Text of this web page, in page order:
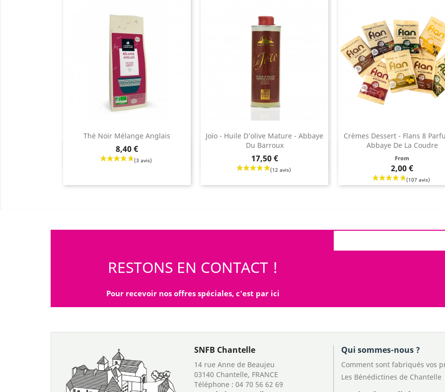
Thé Noir Mélange Anglais
8,40 €
 Aperçu rapide
Joïo - Huile D’olive Mature - Abbaye
Du Barroux
17,50 €
Aperçu rapide
Crèmes Dessert - Flans 8
Abbaye De La Coudre
From
2,00 €
Aperçu rapide
RESTONS EN CONTACT !
Pour recevoir nos offres spéciales, c'est par ici
SNFB Chantelle
14 rue Anne de Beaujeu
03140 Chantelle, FRANCE
Téléphone :04 70 56 62 69
Qui sommes-nous ?
Comment sont fabriqués vos
Les Bénédictines de Chantelle